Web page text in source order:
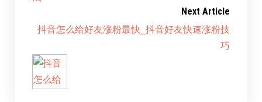
Next Article
抖音怎么给好友涨粉最快_抖音好友快速涨粉技
巧